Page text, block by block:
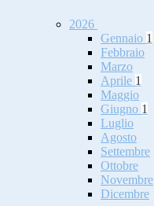
2026
Gennaio 1
Febbraio
Marzo
Aprile 1
Maggio
Giugno 1
Luglio
Agosto
Settembre
Ottobre
Novembre
Dicembre